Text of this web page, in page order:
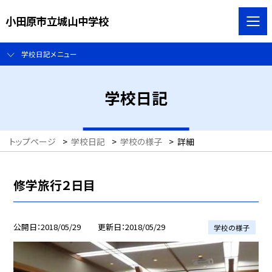
小田原市立城山中学校
学校日記メニュー
学校日記
トップページ > 学校日記 > 学校の様子 > 詳細
修学旅行２日目
公開日 2018/05/29 更新日 2018/05/29 学校の様子